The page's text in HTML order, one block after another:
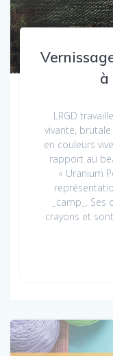
à
LRGD
vivante,
en couleurs
rapport au
« Uranium
_camp_.
crayons et